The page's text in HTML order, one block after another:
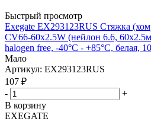
Быстрый просмотр
Exegate EX293123RUS Стяжка
CV66-60x2.5W (нейлон 6.6,
halogen free, -40°C - +85°C, белая,
Мало
Артикул: EX293123RUS
107 ₽
-
+
В корзину
EXEGATE